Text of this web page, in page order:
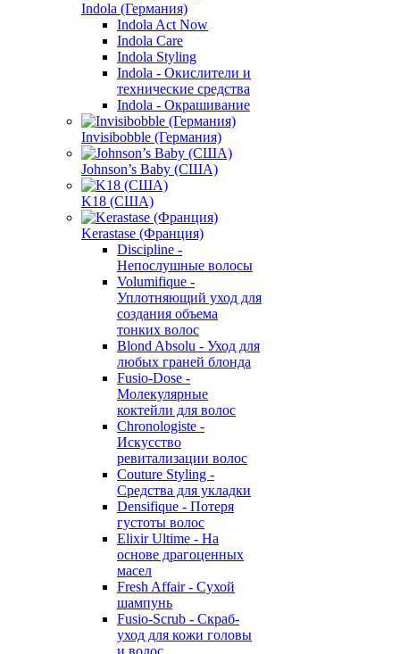
Indola (Германия)
Indola Act Now
Indola Care
Indola Styling
Indola - Окислители и
технические средства
Indola - Окрашивание
Invisibobble (Германия)
Johnson’s Baby (США)
K18 (США)
Kerastase (Франция)
Discipline -
Непослушные волосы
Volumifique -
Уплотняющий уход для
создания объема
тонких волос
Blond Absolu - Уход для
любых граней блонда
Fusio-Dose -
Молекулярные
коктейли для волос
Chronologiste -
Искусство
ревитализации волос
Couture Styling -
Средства для укладки
Densifique - Потеря
густоты волос
Elixir Ultime - На
основе драгоценных
масел
Fresh Affair - Сухой
шампунь
Fusio-Scrub - Скраб-
уход для кожи головы
и волос